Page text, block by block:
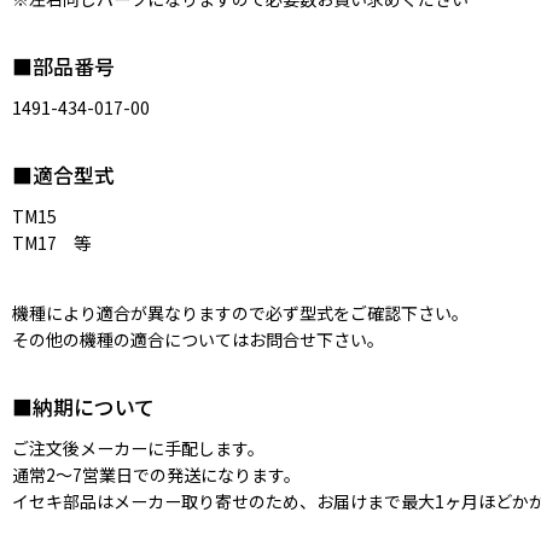
■部品番号
1491-434-017-00
■適合型式
TM15
TM17 等
機種により適合が異なりますので必ず型式をご確認下さい。
その他の機種の適合についてはお問合せ下さい。
■納期について
ご注文後メーカーに手配します。
通常2〜7営業日での発送になります。
イセキ部品はメーカー取り寄せのため、お届けまで最大1ヶ月ほどか